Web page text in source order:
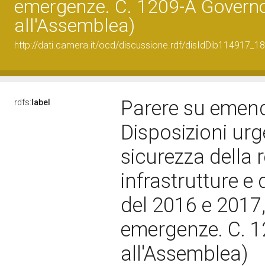
emergenze. C. 1209-A
all'Assemblea)
http://dati.camera.it/ocd/discussione.rdf/disIdDib114917_18
rdfs: label
Parere su
Disposizioni
sicurezza della
infrastrutture e
del 2016 e
emergenze. C.
all'Assemblea)